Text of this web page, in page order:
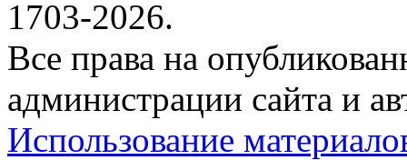
1703-2026.
Все права на
администрации сайта и
Использование